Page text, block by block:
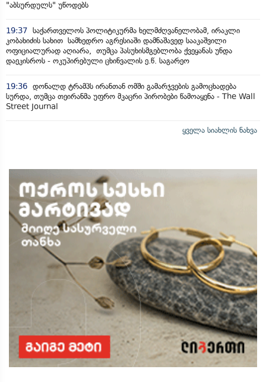
"აბსურდულს" უწოდებს
19:37 საქართველოს პოლიტიკურმა ხელმძღვანელობამ, ირაკლი
კობახიძის სახით სამხედრო აგრესიაში დამნაშავედ სააკაშვილი
ოფიციალურად აღიარა, თუმცა პასუხისმგებლობა ქვეყანას უნდა
დაეკისროს - ოკუპირებული ცხინვალის ე.წ. საგარეო
19:36 დონალდ ტრამპს ირანთან ომში გამარჯვების გამოცხადება
სურდა, თუმცა თეირანმა უფრო მკაცრი პირობები წამოაყენა - The Wall
Street Journal
ყველა სიახლის ნახვა